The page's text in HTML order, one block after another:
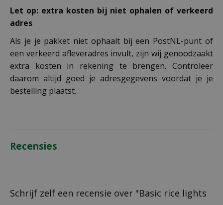
Let op: extra kosten bij niet ophalen of verkeerd
adres
Als je je pakket niet ophaalt bij een PostNL-punt of
een verkeerd afleveradres invult, zijn wij genoodzaakt
extra kosten in rekening te brengen. Controleer
daarom altijd goed je adresgegevens voordat je je
bestelling plaatst.
Recensies
Schrijf zelf een recensie over "Basic rice lights